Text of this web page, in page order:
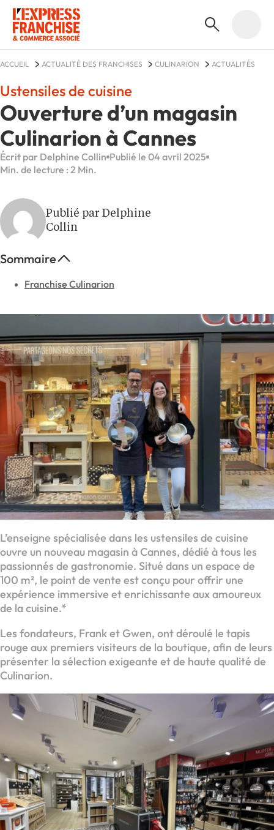
ACCUEIL ACTUALITÉ DES FRANCHISES CULINARION ACTUALITÉS
Ouverture d’un magasin
Culinarion à Cannes
Ustensiles de cuisine
Écrit par Delphine Collin Publié le 04 avril 2025
Min. de lecture : 2 Min.
Publié par Delphine
Collin
Sommaire
Franchise Culinarion
L’enseigne spécialisée dans les ustensiles de cuisine
ouvre un nouveau magasin à Cannes, dédié à tous les
passionnés de gastronomie. Situé dans un espace de
100 m², le point de vente est conçu pour offrir une
expérience immersive et enrichissante aux amoureux
de la cuisine.*
Les fondateurs, Frank et Gwen, ont déroulé le tapis
rouge aux premiers visiteurs de la boutique, afin de leurs
présenter la sélection exigeante et de haute qualité de
Culinarion.